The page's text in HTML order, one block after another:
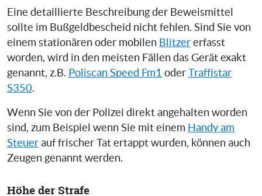
Eine detaillierte Beschreibung der Beweismittel
sollte im Bußgeldbescheid nicht fehlen. Sind Sie von
einem stationären oder mobilen Blitzer erfasst
worden, wird in den meisten Fällen das Gerät exakt
genannt, z.B. Poliscan Speed Fm1 oder Traffistar
S350.
Wenn Sie von der Polizei direkt angehalten worden
sind, zum Beispiel wenn Sie mit einem Handy am
Steuer auf frischer Tat ertappt wurden, können auch
Zeugen genannt werden.
Höhe der Strafe